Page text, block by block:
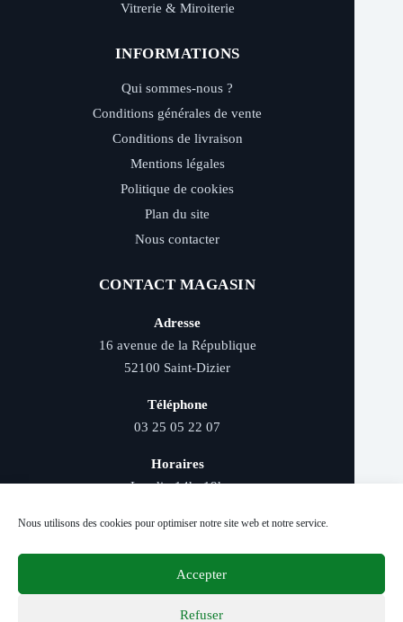
Nous utilisons des cookies pour optimiser notre site web et notre service.
Accepter
Refuser
Vitrerie & Miroiterie
INFORMATIONS
Qui sommes-nous ?
Conditions générales de vente
Conditions de livraison
Mentions légales
Politique de cookies
Plan du site
Nous contacter
CONTACT MAGASIN
Adresse
16 avenue de la République
52100 Saint-Dizier
Téléphone
03 25 05 22 07
Horaires
Lundi : 14h–19h
Livraison rapide - Retrait magasin - Paiement